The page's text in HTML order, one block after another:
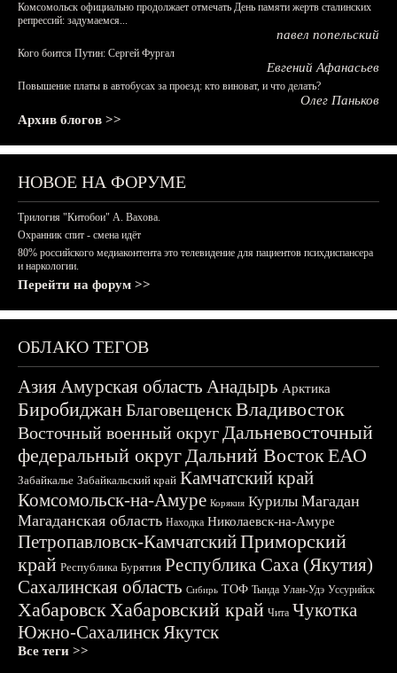
Комсомольск официально продолжает отмечать День памяти жертв сталинских
репрессий: задумаемся...
павел попельский
Кого боится Путин: Сергей Фургал
Евгений Афанасьев
Повышение платы в автобусах за проезд: кто виноват, и что делать?
Олег Паньков
Архив блогов >>
НОВОЕ НА ФОРУМЕ
Трилогия "Китобои" А. Вахова.
Охранник спит - смена идёт
80% российского медиаконтента это телевидение для пациентов психдиспансера
и наркологии.
Перейти на форум >>
ОБЛАКО ТЕГОВ
АзияАмурская область Анадырь Арктика
БиробиджанБлаговещенскВладивосток
Восточный военный округДальневосточный
федеральный округДальний ВостокЕАО
Забайкалье Забайкальский край Камчатский край
Комсомольск-на-Амуре Корякия Курилы Магадан
Магаданская область Находка Николаевск-на-Амуре
Петропавловск-КамчатскийПриморский
край Республика Бурятия Республика Саха (Якутия)
Сахалинская область Сибирь ТОФ Тында Улан-Удэ Уссурийск
ХабаровскХабаровский край Чита Чукотка
Южно-СахалинскЯкутск
Все теги >>